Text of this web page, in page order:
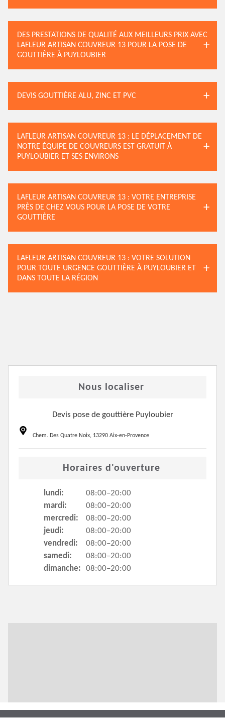
DES PRESTATIONS DE QUALITÉ AUX MEILLEURS PRIX AVEC
LAFLEUR ARTISAN COUVREUR 13 POUR LA POSE DE
GOUTTIÈRE À PUYLOUBIER
DEVIS GOUTTIÈRE ALU, ZINC ET PVC
LAFLEUR ARTISAN COUVREUR 13 : LE DÉPLACEMENT DE
NOTRE ÉQUIPE DE COUVREURS EST GRATUIT À
PUYLOUBIER ET SES ENVIRONS
LAFLEUR ARTISAN COUVREUR 13 : VOTRE ENTREPRISE
PRÈS DE CHEZ VOUS POUR LA POSE DE VOTRE
GOUTTIÈRE
LAFLEUR ARTISAN COUVREUR 13 : VOTRE SOLUTION
POUR TOUTE URGENCE GOUTTIÈRE À PUYLOUBIER ET
DANS TOUTE LA RÉGION
Nous localiser
Devis pose de gouttière Puyloubier
Chem. Des Quatre Noix, 13290 Aix-en-Provence
Horaires d'ouverture
lundi:
08:00–20:00
mardi:
08:00–20:00
mercredi:
08:00–20:00
jeudi:
08:00–20:00
vendredi:
08:00–20:00
samedi:
08:00–20:00
dimanche:
08:00–20:00